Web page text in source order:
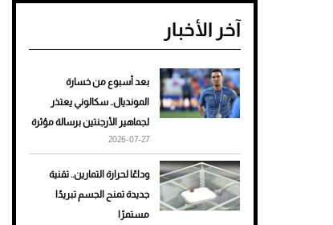
تصميماتنا.. كيف حجزت 1886
تمنحك فخامة استثنائية
هوى الأبطال
أفضل تدريج للشعر الطويل
لإطلالة جريئة وعصرية
آخر الأخبار
بعد أسبوع من خسارة
المونديال.. سكالوني يعتذر
لجماهير الأرجنتين برسالة مؤثرة
2026-07-27
وداعًا لحرارة التمارين.. تقنية
جديدة تمنح الجسم تبريدًا
مستمرًا